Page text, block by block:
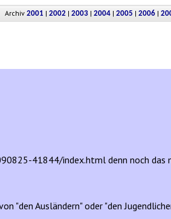
Archiv 2001 | 2002 | 2003 | 2004 | 2005 | 2006 |
41844/index.html denn noch das
"den Ausländern" oder "den